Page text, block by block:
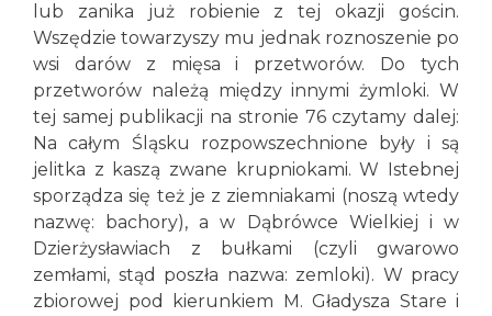
lub zanika już robienie z tej okazji gościn.
Wszędzie towarzyszy mu jednak roznoszenie po
wsi darów z mięsa i przetworów. Do tych
przetworów należą między innymi żymloki. W
tej samej publikacji na stronie 76 czytamy dalej:
Na całym Śląsku rozpowszechnione były i są
jelitka z kaszą zwane krupniokami. W Istebnej
sporządza się też je z ziemniakami (noszą wtedy
nazwę: bachory), a w Dąbrówce Wielkiej i w
Dzierżysławiach z bułkami (czyli gwarowo
zemłami, stąd poszła nazwa: zemloki). W pracy
zbiorowej pod kierunkiem M. Gładysza Stare i